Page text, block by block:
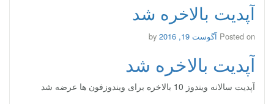
آپدیت بالاخره شد
Posted on آگوست 19, 2016
آپدیت بالاخره شد
آپدیت سالانه ویندوز 10 بالاخره برای ویندوزفون ها عرضه شد